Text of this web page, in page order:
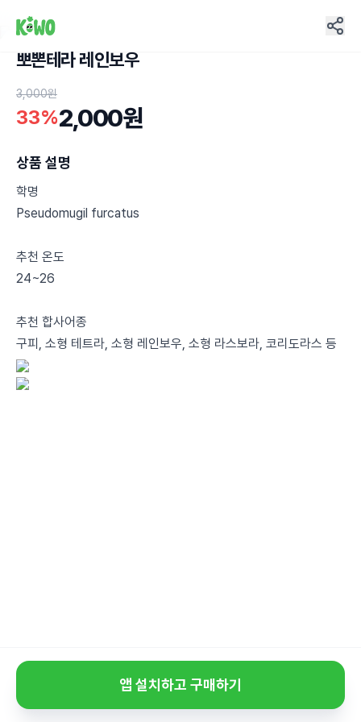
뽀뽄테라 레인보우
3,000원
33%2,000원
상품 설명
학명
Pseudomugil furcatus
추천 온도
24~26
추천 합사어종
구피, 소형 테트라, 소형 레인보우, 소형 라스보라, 코리도라스 등
앱 설치하고 구매하기